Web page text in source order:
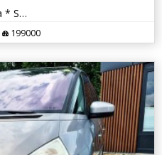
BENZYNA * 5 drzwi * pół skóra * SUPER * OKAZJA * polecamy
199000